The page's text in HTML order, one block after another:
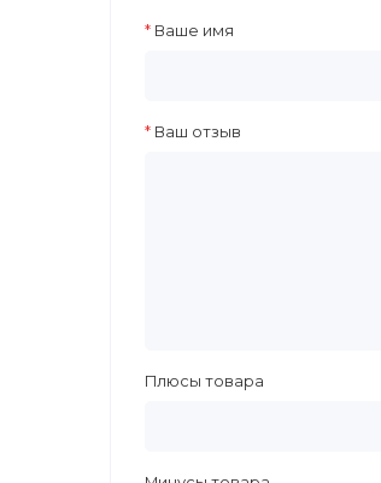
Ваше имя
Ваш отзыв
Плюсы товара